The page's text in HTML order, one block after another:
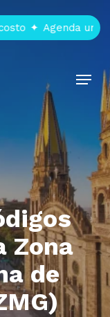
✦ Agenda una
Menu
Zona
de